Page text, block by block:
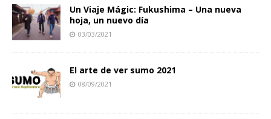
Un Viaje Mágic: Fukushima – Una nueva
hoja, un nuevo día
03/03/2021
El arte de ver sumo 2021
08/09/2021